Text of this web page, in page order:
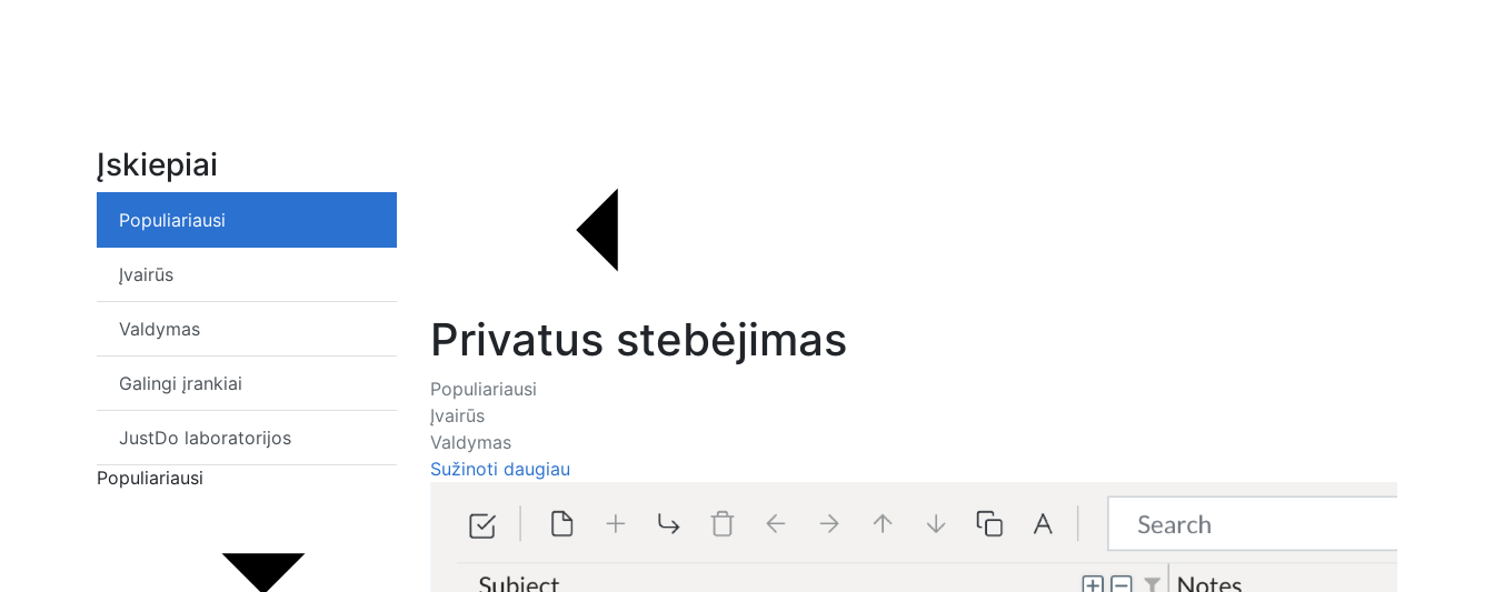
Įskiepiai
Populiariausi
Įvairūs
Valdymas
Galingi įrankiai
JustDo laboratorijos
Populiariausi
Privatus stebėjimas
Populiariausi
Įvairūs
Valdymas
Sužinoti daugiau